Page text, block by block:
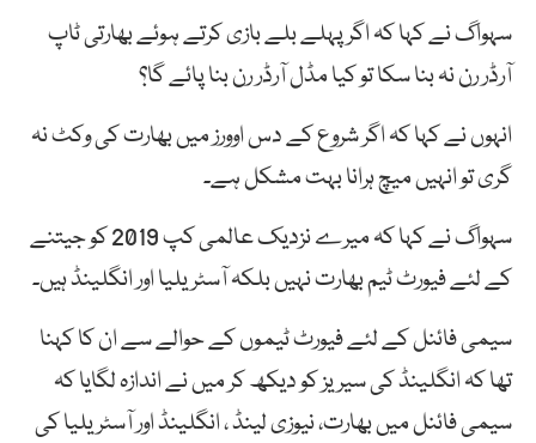
سہواگ نے کہا کہ اگر پہلے بلے بازی کرتے ہوئے بھارتی ٹاپ
آرڈر رن نہ بنا سکا تو کیا مڈل آرڈر رن بنا پائے گا؟
انہوں نے کہا کہ اگر شروع کے دس اوورز میں بھارت کی وکٹ نہ
گری تو انہیں میچ ہرانا بہت مشکل ہے۔
سہواگ نے کہا کہ میرے نزدیک عالمی کپ 2019 کو جیتنے
کے لئے فیورٹ ٹیم بھارت نہیں بلکہ آسٹریلیا اور انگلینڈ ہیں۔
سیمی فائنل کے لئے فیورٹ ٹیموں کے حوالے سے ان کا کہنا
تھا کہ انگلینڈ کی سیریز کو دیکھ کر میں نے اندازہ لگایا کہ
سیمی فائنل میں بھارت، نیوزی لینڈ ، انگلینڈ اور آسٹریلیا کی